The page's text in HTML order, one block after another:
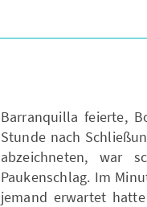
Barranquilla feierte,
Stunde nach
abzeichneten, war
Paukenschlag. Im
jemand erwartet